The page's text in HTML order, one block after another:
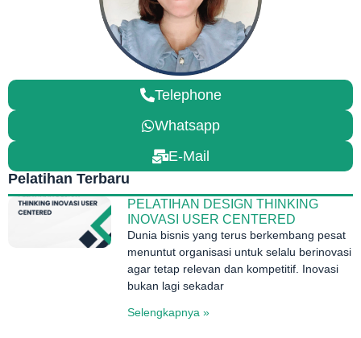
Telephone
Whatsapp
E-Mail
Pelatihan Terbaru
PELATIHAN DESIGN THINKING
INOVASI USER CENTERED
Dunia bisnis yang terus berkembang pesat
menuntut organisasi untuk selalu berinovasi
agar tetap relevan dan kompetitif. Inovasi
bukan lagi sekadar
Selengkapnya »